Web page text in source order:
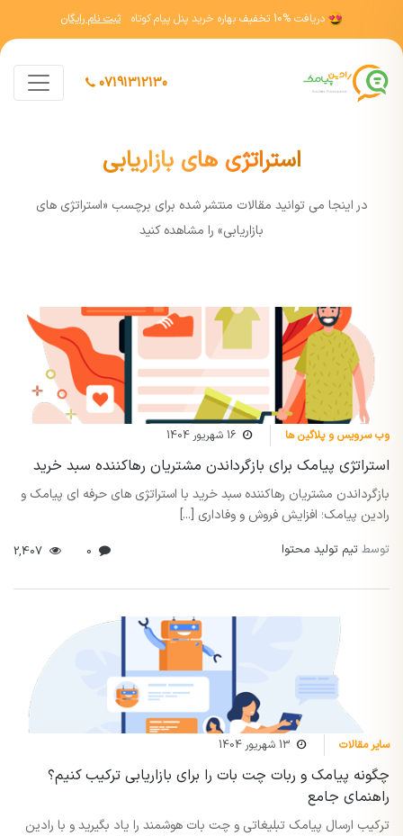
دریافت 10% تخفیف بهاره خرید پنل پیام کوتاه ثبت نام رایگان
07191312130
استراتژی های بازاریابی
در اينجا مي توانيد مقالات منتشر شده برای برچسب «استراتژی های
بازاریابی» را مشاهده کنيد
وب سرویس و پلاگین ها 16 شهریور 1404
استراتژی پیامک برای بازگرداندن مشتریان رهاکننده سبد خرید
بازگرداندن مشتریان رهاکننده سبد خرید با استراتژی های حرفه ای پیامک و
رادین پیامک؛ افزایش فروش و وفاداری [...]
توسط تیم تولید محتوا
سایر مقالات 13 شهریور 1404
چگونه پیامک و ربات چت بات را برای بازاریابی ترکیب کنیم؟
راهنمای جامع
ترکیب ارسال پیامک تبلیغاتی و چت بات هوشمند را یاد بگیرید و با رادین